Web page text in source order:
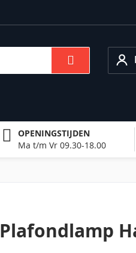
OPENINGSTIJDEN
Ma t/m Vr 09.30-18.00
Plafondlamp